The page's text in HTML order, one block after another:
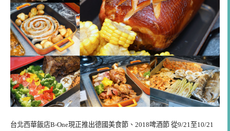
台北西華飯店B-One現正推出德國美食節、2018啤酒節 從9/21至10/21